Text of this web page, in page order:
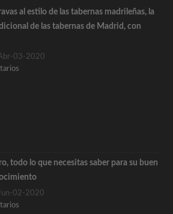
al estilo de las tabernas madrileñas, la
de las tabernas de Madrid, con
03-2020
todo lo que necesitas saber para su buen
02-2020